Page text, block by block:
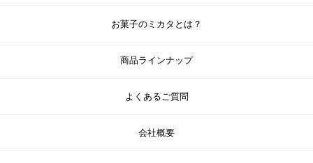
お菓子のミカタとは？
商品ラインナップ
よくあるご質問
会社概要